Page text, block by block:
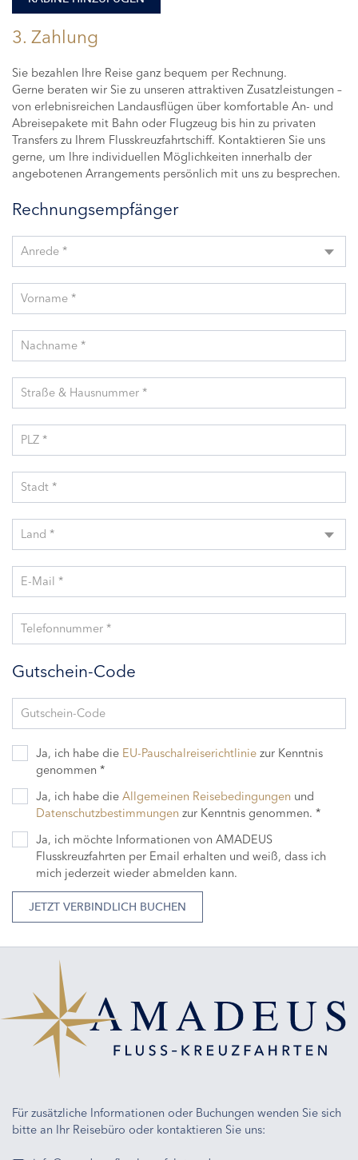
3. Zahlung
Sie bezahlen Ihre Reise ganz bequem per Rechnung.
Gerne beraten wir Sie zu unseren attraktiven Zusatzleistungen –
von erlebnisreichen Landausflügen über komfortable An- und
Abreisepakete mit Bahn oder Flugzeug bis hin zu privaten
Transfers zu Ihrem Flusskreuzfahrtschiff. Kontaktieren Sie uns
gerne, um Ihre individuellen Möglichkeiten innerhalb der
angebotenen Arrangements persönlich mit uns zu besprechen.
Rechnungsempfänger
Anrede *
Vorname *
Nachname *
Straße & Hausnummer *
PLZ *
Stadt *
Land *
E-Mail *
Telefonnummer *
Gutschein-Code
Gutschein-Code
Ja, ich habe die EU-Pauschalreiserichtlinie zur Kenntnis
genommen *
Ja, ich habe die Allgemeinen Reisebedingungen und
Datenschutzbestimmungen zur Kenntnis genommen. *
Ja, ich möchte Informationen von AMADEUS
Flusskreuzfahrten per Email erhalten und weiß, dass ich
mich jederzeit wieder abmelden kann.
JETZT VERBINDLICH BUCHEN
Für zusätzliche Informationen oder Buchungen wenden Sie sich
bitte an Ihr Reisebüro oder kontaktieren Sie uns: